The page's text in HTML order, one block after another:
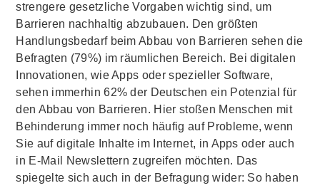
strengere gesetzliche Vorgaben wichtig sind, um
Barrieren nachhaltig abzubauen. Den größten
Handlungsbedarf beim Abbau von Barrieren sehen die
Befragten (79%) im räumlichen Bereich. Bei digitalen
Innovationen, wie Apps oder spezieller Software,
sehen immerhin 62% der Deutschen ein Potenzial für
den Abbau von Barrieren. Hier stoßen Menschen mit
Behinderung immer noch häufig auf Probleme, wenn
Sie auf digitale Inhalte im Internet, in Apps oder auch
in E-Mail Newslettern zugreifen möchten. Das
spiegelte sich auch in der Befragung wider: So haben